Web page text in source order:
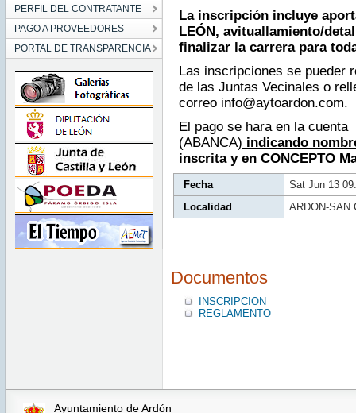
PERFIL DEL CONTRATANTE
PAGO A PROVEEDORES
PORTAL DE TRANSPARENCIA
La inscripción incluye
LEÓN, avituallamiento/
finalizar la carrera para
Las inscripciones se pueder
de las Juntas Vecinales o
correo info@aytoardon.com.
El pago se hara en la cuenta
(ABANCA) indicando
inscrita y en CONCEPTO
Fecha
Sat Jun 13
Localidad
ARDON-SAN
Documentos
INSCRIPCION
REGLAMENTO
Ayuntamiento de Ardón